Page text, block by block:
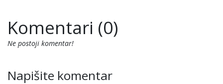
Komentari (0)
Ne postoji komentar!
Napišite komentar